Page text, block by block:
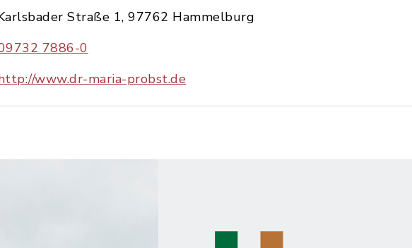
Straße 1, 97762 Hammelburg
7886-0
www.dr-maria-probst.de